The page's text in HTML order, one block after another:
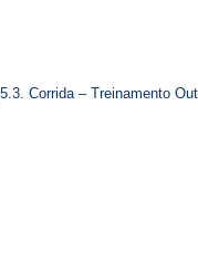
5.3. Corrida – Treinamento